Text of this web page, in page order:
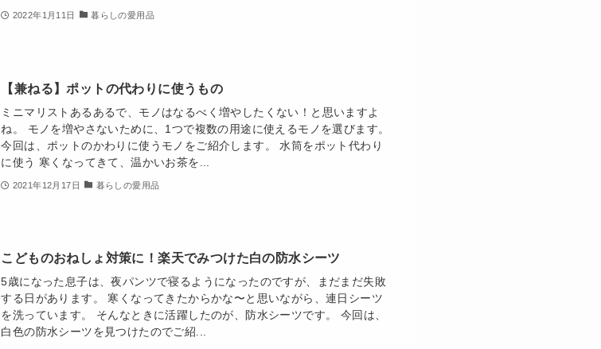
2022年1月11日 暮らしの愛用品
【兼ねる】ポットの代わりに使うもの
ミニマリストあるあるで、モノはなるべく増やしたくない！と思いますよ
ね。 モノを増やさないために、1つで複数の用途に使えるモノを選びます。
今回は、ポットのかわりに使うモノをご紹介します。 水筒をポット代わり
に使う 寒くなってきて、温かいお茶を...
2021年12月17日 暮らしの愛用品
こどものおねしょ対策に！楽天でみつけた白の防水シーツ
5歳になった息子は、夜パンツで寝るようになったのですが、まだまだ失敗
する日があります。 寒くなってきたからかな〜と思いながら、連日シーツ
を洗っています。 そんなときに活躍したのが、防水シーツです。 今回は、
白色の防水シーツを見つけたのでご紹...